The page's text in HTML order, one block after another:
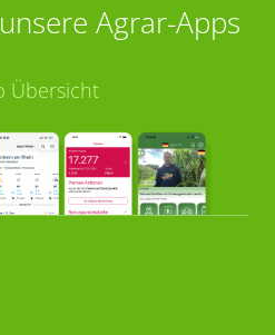
Agrar-Apps
Übersicht